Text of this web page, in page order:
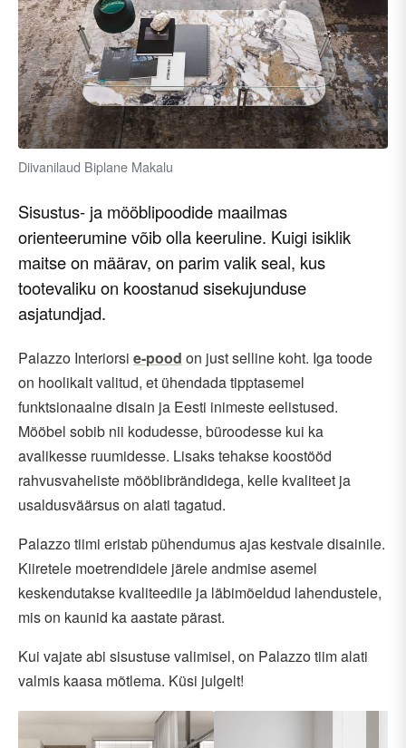
Diivanilaud Biplane Makalu
Sisustus- ja mööblipoodide maailmas
orienteerumine võib olla keeruline. Kuigi isiklik
maitse on määrav, on parim valik seal, kus
tootevaliku on koostanud sisekujunduse
asjatundjad.
Palazzo Interiorsi e-pood on just selline koht. Iga toode
on hoolikalt valitud, et ühendada tipptasemel
funktsionaalne disain ja Eesti inimeste eelistused.
Mööbel sobib nii kodudesse, büroodesse kui ka
avalikesse ruumidesse. Lisaks tehakse koostööd
rahvusvaheliste mööblibrändidega, kelle kvaliteet ja
usaldusväärsus on alati tagatud.
Palazzo tiimi eristab pühendumus ajas kestvale disainile.
Kiiretele moetrendidele järele andmise asemel
keskendutakse kvaliteedile ja läbimõeldud lahendustele,
mis on kaunid ka aastate pärast.
Kui vajate abi sisustuse valimisel, on Palazzo tiim alati
valmis kaasa mõtlema. Küsi julgelt!